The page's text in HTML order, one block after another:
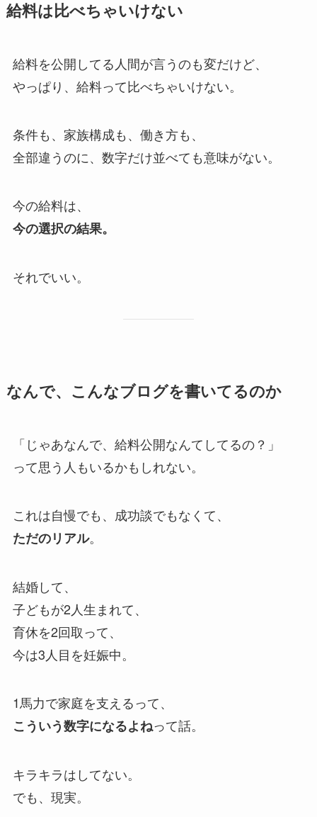
給料は比べちゃいけない
給料を公開してる人間が言うのも変だけど、
やっぱり、給料って比べちゃいけない。
条件も、家族構成も、働き方も、
全部違うのに、数字だけ並べても意味がない。
今の給料は、
今の選択の結果。
それでいい。
なんで、こんなブログを書いてるのか
「じゃあなんで、給料公開なんてしてるの？」
って思う人もいるかもしれない。
これは自慢でも、成功談でもなくて、
ただのリアル。
結婚して、
子どもが2人生まれて、
育休を2回取って、
今は3人目を妊娠中。
1馬力で家庭を支えるって、
こういう数字になるよねって話。
キラキラはしてない。
でも、現実。